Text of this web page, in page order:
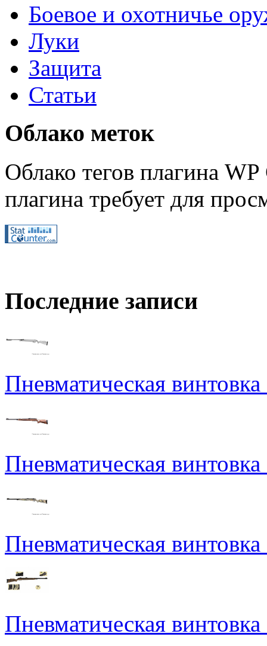
Боевое и охотничье
Луки
Защита
Статьи
Облако меток
Облако тегов плагина
плагина требует для
Последние записи
Пневматическая
Пневматическая
Пневматическая
Пневматическая